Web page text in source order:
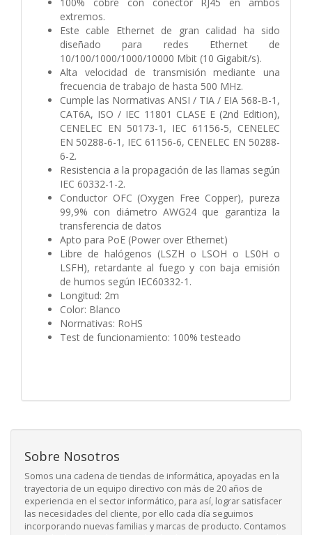
extremos.
Este cable Ethernet de gran calidad ha sido
diseñado para redes Ethernet de
10/100/1000/1000/10000 Mbit (10 Gigabit/s).
Alta velocidad de transmisión mediante una
frecuencia de trabajo de hasta 500 MHz.
Cumple las Normativas ANSI / TIA / EIA 568-B-1,
CAT6A, ISO / IEC 11801 CLASE E (2nd Edition),
CENELEC EN 50173-1, IEC 61156-5, CENELEC
EN 50288-6-1, IEC 61156-6, CENELEC EN 50288-
6-2.
Resistencia a la propagación de las llamas según
IEC 60332-1-2.
Conductor OFC (Oxygen Free Copper), pureza
99,9% con diámetro AWG24 que garantiza la
transferencia de datos
Apto para PoE (Power over Ethernet)
Libre de halógenos (LSZH o LSOH o LS0H o
LSFH), retardante al fuego y con baja emisión
de humos según IEC60332-1.
Longitud: 2m
Color: Blanco
Normativas: RoHS
Test de funcionamiento: 100% testeado
Sobre Nosotros
Somos una cadena de tiendas de informática, apoyadas en la
trayectoria de un equipo directivo con más de 20 años de
experiencia en el sector informático, para así, lograr satisfacer
las necesidades del cliente, por ello cada día seguimos
incorporando nuevas familias y marcas de producto. Contamos